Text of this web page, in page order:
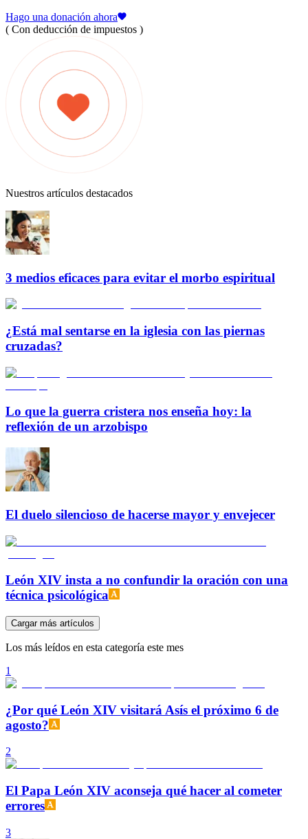
Hago una donación ahora
( Con deducción de impuestos )
Nuestros artículos destacados
3 medios eficaces para evitar el morbo espiritual
¿Está mal sentarse en la iglesia con las piernas
cruzadas?
Lo que la guerra cristera nos enseña hoy: la
reflexión de un arzobispo
El duelo silencioso de hacerse mayor y envejecer
León XIV insta a no confundir la oración con una
técnica psicológica
Cargar más artículos
Los más leídos en esta categoría este mes
1
¿Por qué León XIV visitará Asís el próximo 6 de
agosto?
2
El Papa León XIV aconseja qué hacer al cometer
errores
3